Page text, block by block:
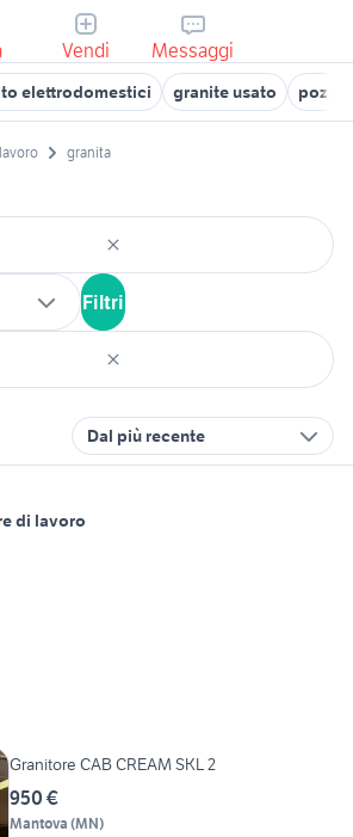
Vendi Messaggi
elettrodomestici granite usato
granita
Filtri
Dal più recente
di lavoro
Granitore CAB CREAM SKL 2
950 €
Mantova (MN)